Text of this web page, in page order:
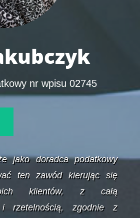
nr wpisu 02745
jako doradca podatkowy
ten zawód kierując się
klientów, z całą
i rzetelnością, zgodnie z